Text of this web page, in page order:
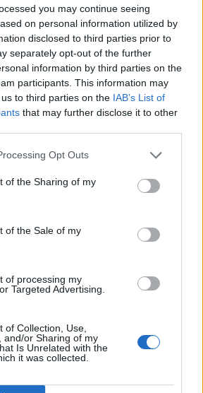
you may continue seeing
on personal information utilized by
disclosed to third parties prior to
separately opt-out of the further
information by third parties on the
participants. This information may
to third parties on the IAB’s List of
that may further disclose it to other
Opt Outs
of the Sharing of my
of the Sale of my
of processing my
Targeted Advertising.
of Collection, Use,
and/or Sharing of my
Is Unrelated with the
it was collected.
(7)
Podkastai
Jūros šventę anksčiau
puošęs Anatolijus
Klemencovas: gal jau
užtenka
(10)
Klaipėdos policijos
yra bendradarbiavimas